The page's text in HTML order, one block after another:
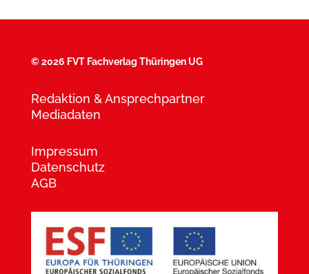
©2026 FVT Fachverlag Thüringen UG
Redaktion & Ansprechpartner
Mediadaten
Impressum
Datenschutz
AGB